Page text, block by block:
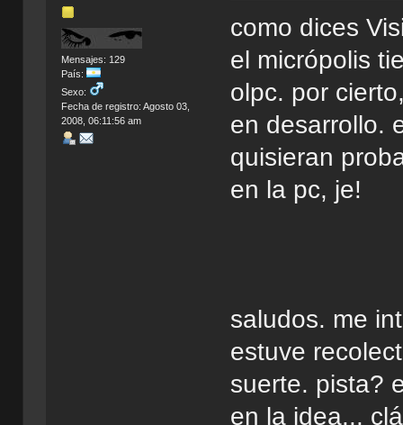
Mensajes: 129
País:
Sexo:
Fecha de registro: Agosto 03,
2008, 06:11:56 am
como dices
el micrópolis
olpc. por
en desarrollo.
quisieran
en la pc, je!
saludos. me
estuve
suerte. pista?
en la idea...